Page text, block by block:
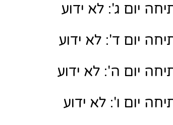
יום ג': לא ידוע
יום ד': לא ידוע
יום ה': לא ידוע
יום ו': לא ידוע